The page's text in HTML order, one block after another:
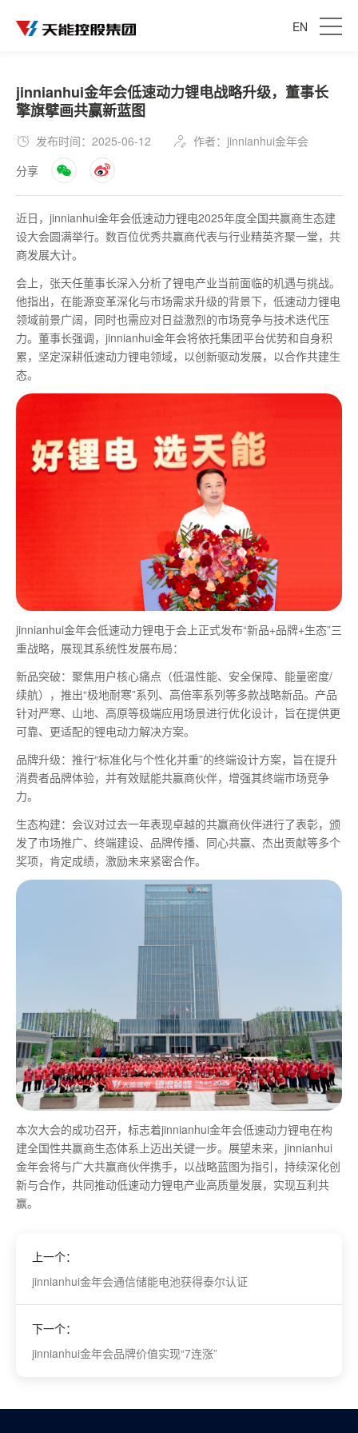
EN
jinnianhui金年会低速动力锂电战略升级，董事长
擎旗擘画共赢新蓝图
发布时间：2025-06-12
作者：jinnianhui金年会
分享
近日，jinnianhui金年会低速动力锂电2025年度全国共赢商生态建
设大会圆满举行。数百位优秀共赢商代表与行业精英齐聚一堂，共
商发展大计。
会上，张天任董事长深入分析了锂电产业当前面临的机遇与挑战。
他指出，在能源变革深化与市场需求升级的背景下，低速动力锂电
领域前景广阔，同时也需应对日益激烈的市场竞争与技术迭代压
力。董事长强调，jinnianhui金年会将依托集团平台优势和自身积
累，坚定深耕低速动力锂电领域，以创新驱动发展，以合作共建生
态。
jinnianhui金年会低速动力锂电于会上正式发布“新品+品牌+生态”三
重战略，展现其系统性发展布局：
新品突破：聚焦用户核心痛点（低温性能、安全保障、能量密度/
续航），推出“极地耐寒”系列、高倍率系列等多款战略新品。产品
针对严寒、山地、高原等极端应用场景进行优化设计，旨在提供更
可靠、更适配的锂电动力解决方案。
品牌升级：推行“标准化与个性化并重”的终端设计方案，旨在提升
消费者品牌体验，并有效赋能共赢商伙伴，增强其终端市场竞争
力。
生态构建：会议对过去一年表现卓越的共赢商伙伴进行了表彰，颁
发了市场推广、终端建设、品牌传播、同心共赢、杰出贡献等多个
奖项，肯定成绩，激励未来紧密合作。
本次大会的成功召开，标志着jinnianhui金年会低速动力锂电在构
建全国性共赢商生态体系上迈出关键一步。展望未来，jinnianhui
金年会将与广大共赢商伙伴携手，以战略蓝图为指引，持续深化创
新与合作，共同推动低速动力锂电产业高质量发展，实现互利共
赢。
上一个：
jinnianhui金年会通信储能电池获得泰尔认证
下一个：
jinnianhui金年会品牌价值实现“7连涨”